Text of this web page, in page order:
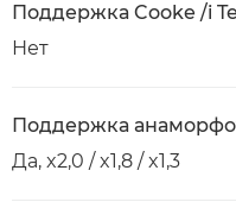
Поддержка Cooke /i
Нет
Поддержка
Да, x2,0 / x1,8 / x1,3